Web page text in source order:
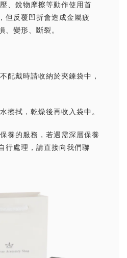
、銳物摩擦等動作使用首
但反覆凹折會造成金屬疲
變形、斷裂。
配戴時請收納於夾鍊袋中，
擦拭，乾燥後再收入袋中。
養的服務，若遇需深層保養
行處理，請直接向我們聯